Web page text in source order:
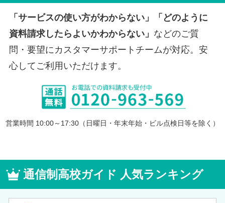
「サービスの使い方がわからない」「どのように
資料請求したらよいかわからない」 などのご質
問・要望にカスタマーサポートチームが対応。安
心してご利用いただけます。
営業時間 10:00～17:30（日曜日・年末年始・ビル点検日等を除く）
通信制高校ガイド 人気ランキング